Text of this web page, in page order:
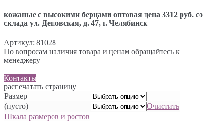
кожаные с высокими берцами оптовая цена 3312 руб. со
склада ул. Деповская, д. 47, г. Челябинск
Артикул: 81028
По вопросам наличия товара и ценам обращайтесь к
менеджеру
Контакты
распечатать страницу
Размер
(пусто)
Очистить
Шкала размеров и ростов